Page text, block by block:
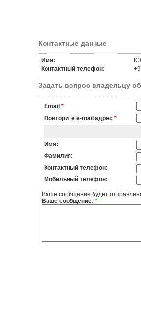
Контактные данные
Имя:
Контактный телефон:
Задать вопрос владельцу
Email *
Повторите e-mail адрес *
Имя:
Фамилия:
Контактный телефон:
Мобильный телефон:
Ваше сообщение будет
Ваше сообщение: *